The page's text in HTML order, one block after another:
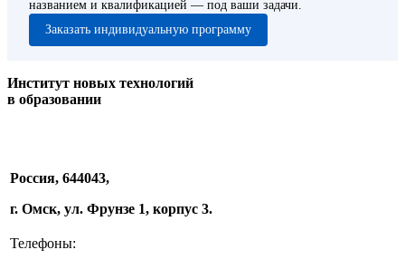
названием и квалификацией — под ваши задачи.
Заказать индивидуальную программу
Институт новых технологий
в образовании
Россия, 644043,
г. Омск, ул. Фрунзе 1, корпус 3.
Телефоны: